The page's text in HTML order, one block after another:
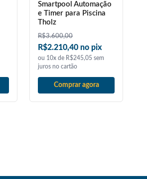
Smartpool Automação
e Timer para Piscina
Tholz
R$3.600,00
R$2.210,40 no pix
ou 10x de R$245,05 sem
juros no cartão
Comprar agora